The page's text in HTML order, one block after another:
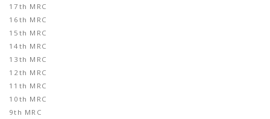
17th MRC
16th MRC
15th MRC
14th MRC
13th MRC
12th MRC
11th MRC
10th MRC
9th MRC